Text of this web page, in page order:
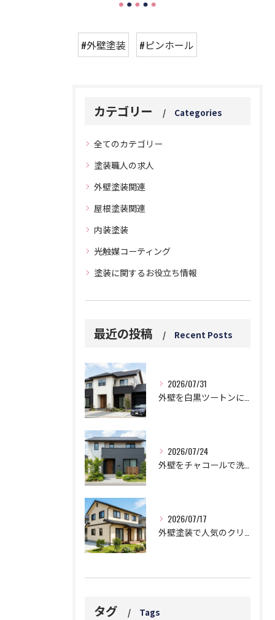
#外壁塗装 #ピンホール
カテゴリー Categories
全てのカテゴリー
塗装職人の求人
外壁塗装関連
屋根塗装関連
内装塗装
光触媒コーティング
塗装に関するお役立ち情報
最近の投稿 Recent Posts
2026/07/31
2026/07/24
2026/07/17
タグ Tags